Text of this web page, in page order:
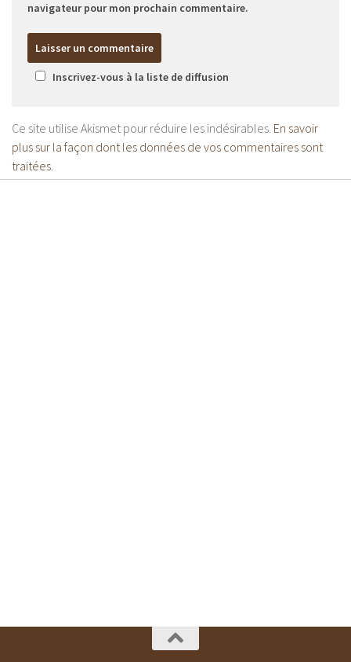
navigateur pour mon prochain commentaire.
Inscrivez-vous à la liste de diffusion
Ce site utilise Akismet pour réduire les indésirables. En savoir
plus sur la façon dont les données de vos commentaires sont
traitées.